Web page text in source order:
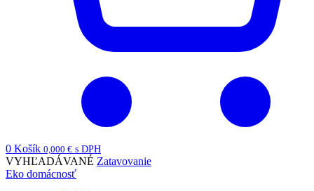
0 Košík 0,000 € s DPH
VYHĽADÁVANÉ Zatavovanie
Eko domácnosť